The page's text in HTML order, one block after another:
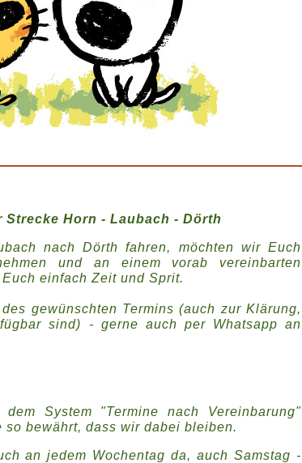
Horn - Laubach - Dörth
nach Dörth fahren, möchten wir Euch
und an einem vorab vereinbarten
einfach Zeit und Sprit.
gewünschten Termins (auch zur Klärung,
sind) - gerne auch per Whatsapp an
System "Termine nach Vereinbarung"
bewährt, dass wir dabei bleiben.
an jedem Wochentag da, auch Samstag -